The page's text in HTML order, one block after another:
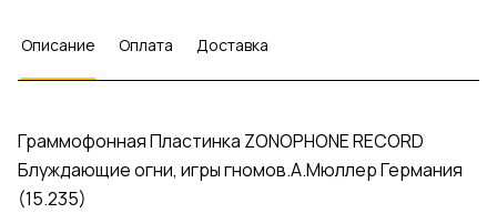
Описание Оплата Доставка
Граммофонная Пластинка ZONOPHONE RECORD
Блуждающие огни, игры гномов.А.Мюллер Германия
(15.235)